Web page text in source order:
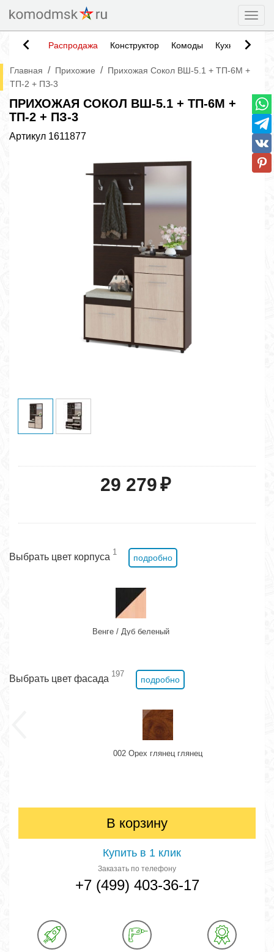
Распродажа Конструктор Комоды Кухни
Главная / Прихожие / Прихожая Сокол ВШ-5.1 + ТП-6М +
ТП-2 + ПЗ-3
ПРИХОЖАЯ СОКОЛ ВШ-5.1 + ТП-6М +
ТП-2 + ПЗ-3
Артикул 1611877
29 279₽
Выбрать цвет корпуса 1
подробно
Венге / Дуб беленый
Выбрать цвет фасада 197
подробно
002 Орех глянец глянец
В корзину
Купить в 1 клик
Заказать по телефону
+7 (499) 403-36-17